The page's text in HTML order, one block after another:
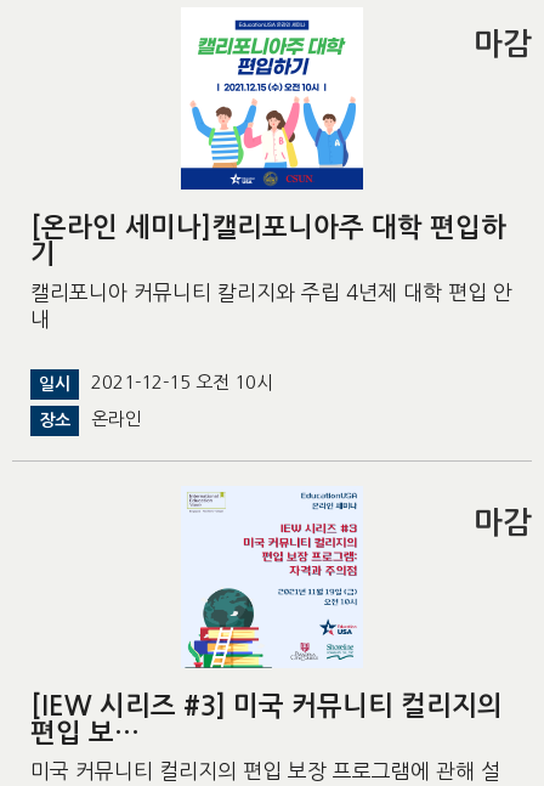
[온라인 세미나]캘리포니아주 대학 편입하
기
캘리포니아 커뮤니티 칼리지와 주립 4년제 대학 편입 안
내
일시 2021-12-15 오전 10시
장소 온라인
마감
[IEW 시리즈 #3] 미국 커뮤니티 컬리지의
편입 보…
미국 커뮤니티 컬리지의 편입 보장 프로그램에 관해 설
마감